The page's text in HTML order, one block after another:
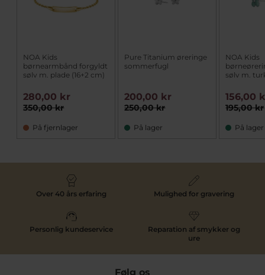
NOA Kids
børnearmbånd forgyldt
sølv m. plade (16+2 cm)
350,00 kr
280,00 kr
På fjernlager
Pure Titanium øreringe
sommerfugl
250,00 kr
200,00 kr
På lager
NOA Kids
sølv m.
195,00 kr
156,00
På lager
Over 40 års erfaring Mulighed for gravering
Personlig kundeservice
Reparation af smykker og
ure
Følg os